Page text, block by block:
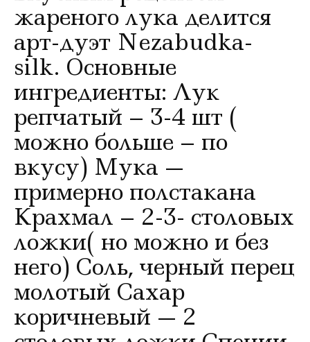
жареного лука делится
арт-дуэт Nezabudka-
silk. Основные
ингредиенты: Лук
репчатый – 3-4 шт (
можно больше – по
вкусу) Мука —
примерно полстакана
Крахмал – 2-3- столовых
ложки( но можно и без
него) Соль, черный перец
молотый Сахар
коричневый — 2